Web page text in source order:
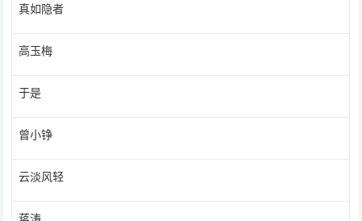
真如隐者
高玉梅
于是
曾小铮
云淡风轻